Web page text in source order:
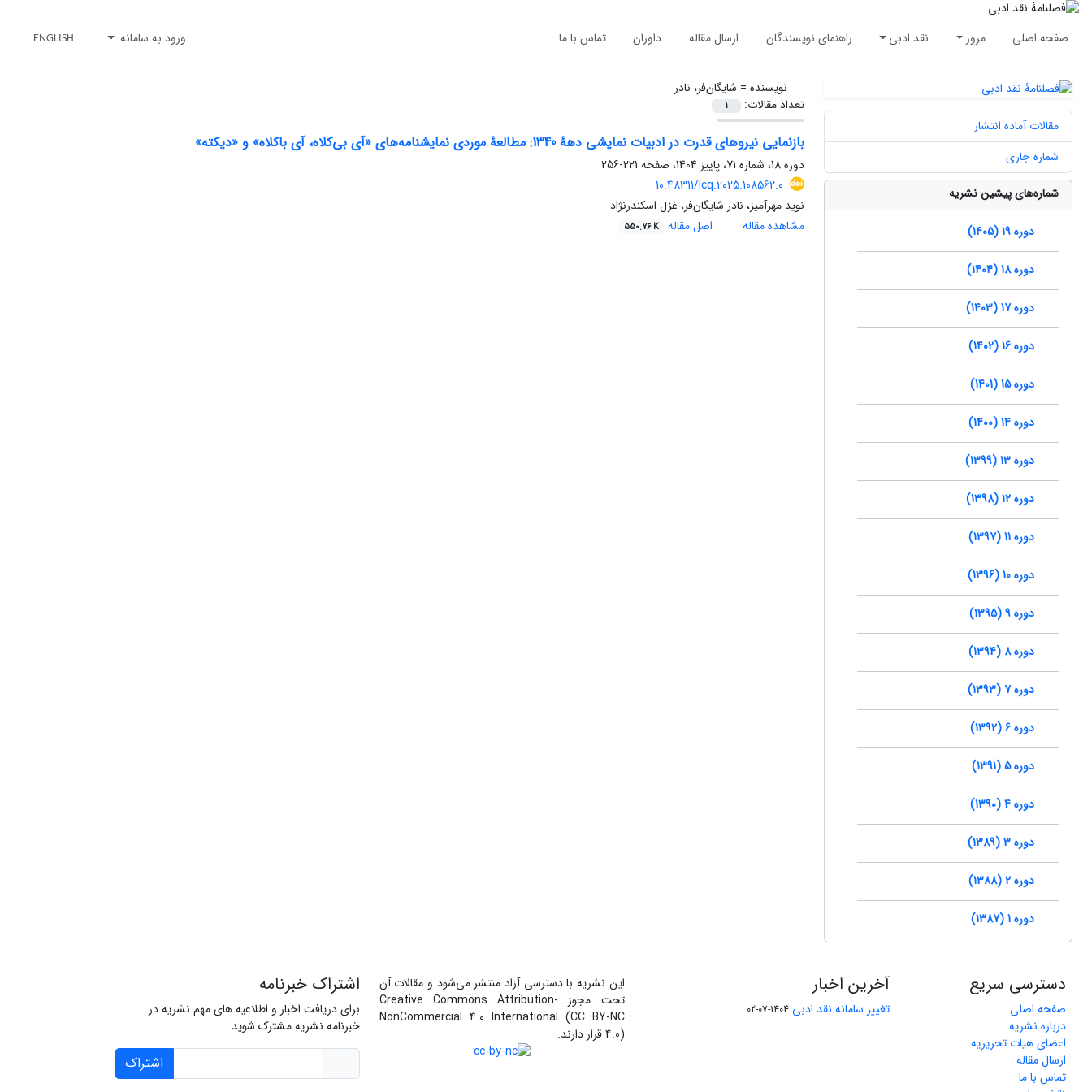
صفحه اصلی مرور نقد ادبی راهنمای نویسندگان ارسال مقاله داوران تماس با ما ورود به سامانه ENGLISH
نویسنده = شایگان‌فر، نادر
تعداد مقالات:
1
بازنمایی نیروهای قدرت در ادبیات نمایشی دهۀ 1340: مطالعۀ موردی نمایشنامه‌ها‏ی «آی بی‌کلاه، آی ‌باکلاه» و «دیکته»
دوره 18، شماره 71، پاییز 1404، صفحه
221-256
10.48311/lcq.2025.108562.0
نوید مهرآمیز، نادر شایگان‌فر، غزل اسکندرنژاد
مشاهده مقاله
اصل مقاله 550.76 K
مقالات آماده انتشار
شماره جاری
شماره‌های پیشین نشریه
دوره 19 (1405)
دوره 18 (1404)
دوره 17 (1403)
دوره 16 (1402)
دوره 15 (1401)
دوره 14 (1400)
دوره 13 (1399)
دوره 12 (1398)
دوره 11 (1397)
دوره 10 (1396)
دوره 9 (1395)
دوره 8 (1394)
دوره 7 (1393)
دوره 6 (1392)
دوره 5 (1391)
دوره 4 (1390)
دوره 3 (1389)
دوره 2 (1388)
دوره 1 (1387)
دسترسی سریع
صفحه اصلی
درباره نشریه
اعضای هیات تحریریه
ارسال مقاله
تماس با ما
آخرین اخبار
تغییر سامانه نقد ادبی 1404-07-02
این نشریه با دسترسی آزاد منتشر می‌شود و مقالات آن
تحت مجوز Creative Commons Attribution-
NonCommercial 4.0 International (CC BY-NC
4.0) قرار دارند.
اشتراک خبرنامه
برای دریافت اخبار و اطلاعیه های مهم نشریه در
خبرنامه نشریه مشترک شوید.
اشتراک